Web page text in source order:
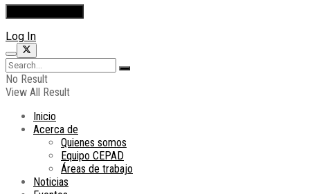
Log In
No Result
View All Result
Inicio
Acerca de
Quienes somos
Equipo CEPAD
Áreas de trabajo
Noticias